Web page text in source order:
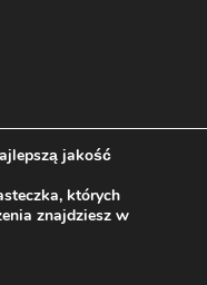
jakość
których
znajdziesz w